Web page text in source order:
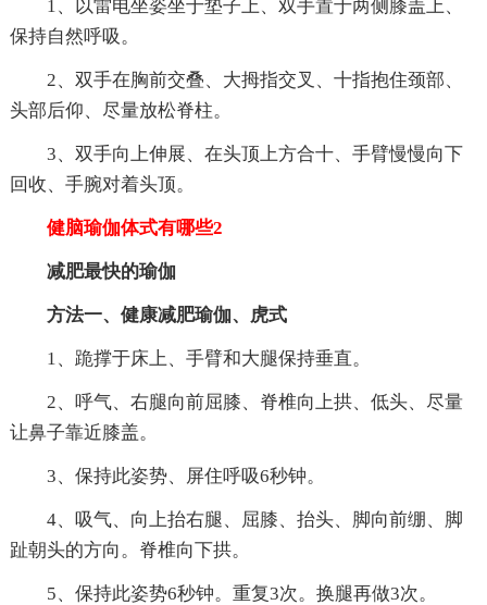
1、以雷电坐姿坐于垫子上、双手置于两侧膝盖上、
保持自然呼吸。
2、双手在胸前交叠、大拇指交叉、十指抱住颈部、
头部后仰、尽量放松脊柱。
3、双手向上伸展、在头顶上方合十、手臂慢慢向下
回收、手腕对着头顶。
健脑瑜伽体式有哪些2
减肥最快的瑜伽
方法一、健康减肥瑜伽、虎式
1、跪撑于床上、手臂和大腿保持垂直。
2、呼气、右腿向前屈膝、脊椎向上拱、低头、尽量
让鼻子靠近膝盖。
3、保持此姿势、屏住呼吸6秒钟。
4、吸气、向上抬右腿、屈膝、抬头、脚向前绷、脚
趾朝头的方向。脊椎向下拱。
5、保持此姿势6秒钟。重复3次。换腿再做3次。